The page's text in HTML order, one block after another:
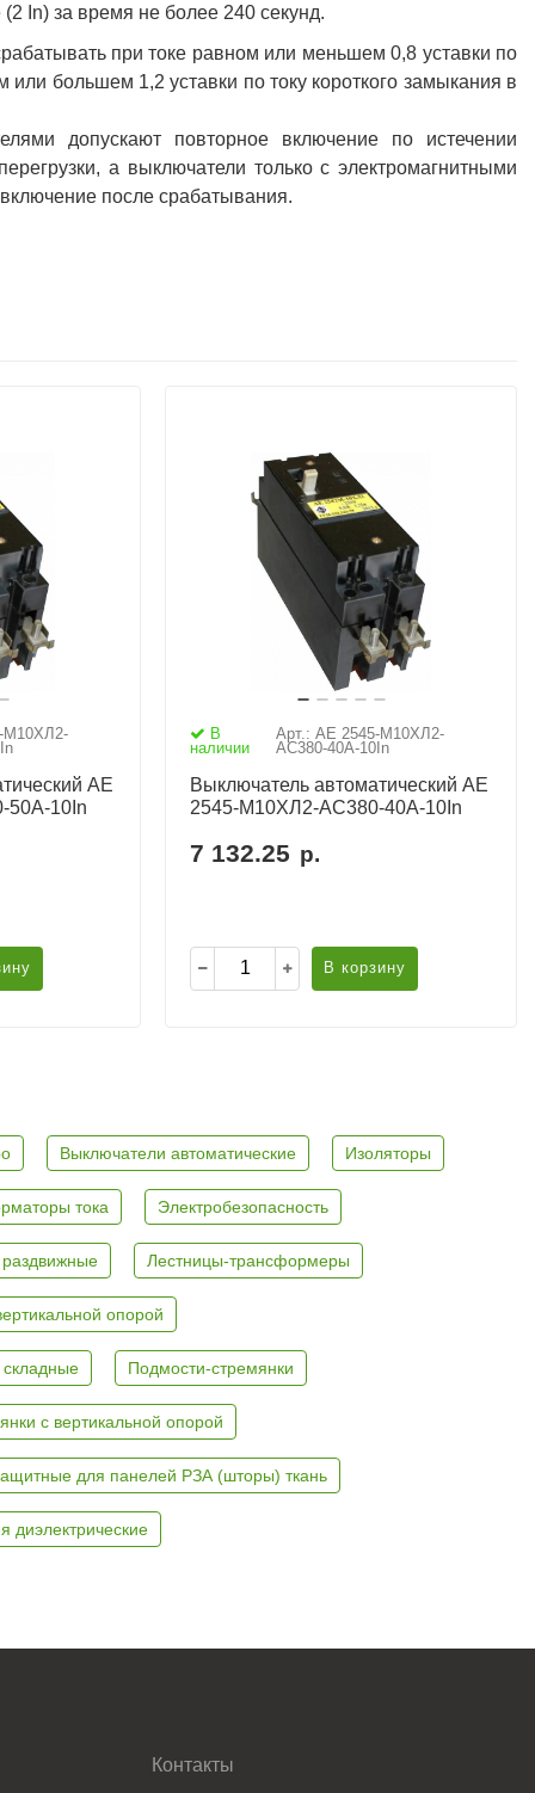
In) за время не более 240 секунд.
при токе равном или меньшем 0,8 уставки по
большем 1,2 уставки по току короткого замыкания в
допускают повторное включение по истечении
а выключатели только с электромагнитными
после срабатывания.
М10ХЛ2-
АЕ
50А-10In
В
наличии
Арт.: АЕ 2545-М10ХЛ2-
AC380-40А-10In
Выключатель автоматический АЕ
2545-М10ХЛ2-AC380-40А-10In
7 132.25 р.
В корзину
Выключатели автоматические Изоляторы
тока Электробезопасность
Лестницы-трансформеры
опорой
Подмости-стремянки
с вертикальной опорой
для панелей РЗА (шторы) ткань
диэлектрические
Контакты